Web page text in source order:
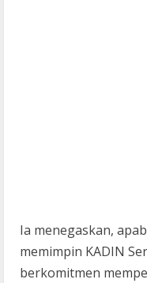
Ia menegaskan,
memimpin KADIN
berkomitmen